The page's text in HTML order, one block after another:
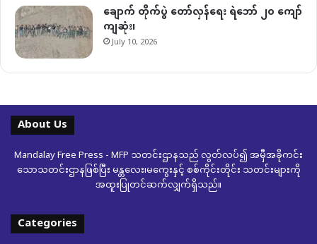
ချောက် တိုက်ပွဲ တော်လှန်ရေး ရဲဘော် ၂၀ ကျော်
ကျဆုံး၊
July 10, 2026
About Us
Mandalay Free Press - MFP သတင်းဌာနသည် လွတ်လပ်၍ အမှီအခိုကင်း
သောသတင်းဌာနဖြစ်ပြီး မန္တလေး၊မကွေးနှင့် စစ်ကိုင်းတိုင်း သတင်းများကို
အထူးပြုတင်ဆက်လျှက်ရှိသည်။
Categories